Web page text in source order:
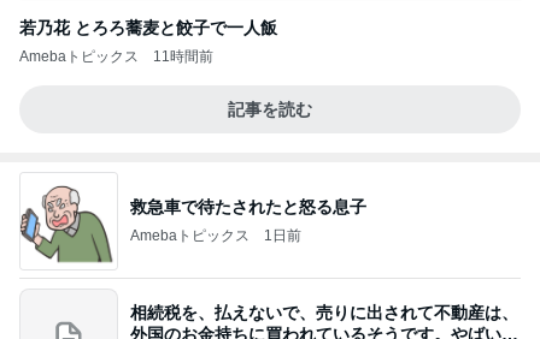
若乃花 とろろ蕎麦と餃子で一人飯
Amebaトピックス 11時間前
記事を読む
救急車で待たされたと怒る息子
Amebaトピックス 1日前
相続税を、払えないで、売りに出されて不動産は、
外国のお金持ちに買われているそうです。やばいで